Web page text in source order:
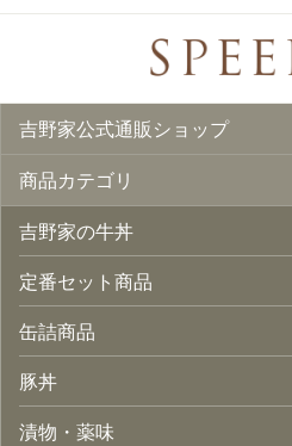
吉野家公式通販ショップ
商品カテゴリ
吉野家の牛丼
定番セット商品
缶詰商品
豚丼
漬物・薬味